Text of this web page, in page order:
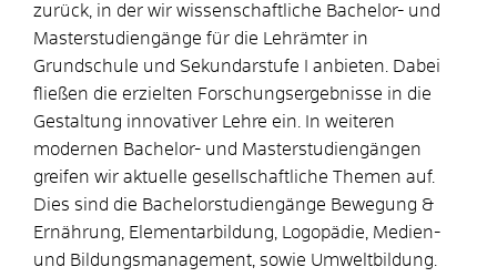
zurück, in der wir wissenschaftliche Bachelor- und
Masterstudiengänge für die Lehrämter in
Grundschule und Sekundarstufe I anbieten. Dabei
fließen die erzielten Forschungsergebnisse in die
Gestaltung innovativer Lehre ein. In weiteren
modernen Bachelor- und Masterstudiengängen
greifen wir aktuelle gesellschaftliche Themen auf.
Dies sind die Bachelorstudiengänge Bewegung &
Ernährung, Elementarbildung, Logopädie, Medien-
und Bildungsmanagement, sowie Umweltbildung.